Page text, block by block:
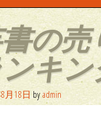
の売
キン
月18日 byadmin